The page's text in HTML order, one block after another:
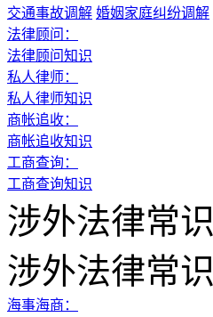
交通事故调解 婚姻家庭纠纷调解
法律顾问：
法律顾问知识
私人律师：
私人律师知识
商帐追收：
商帐追收知识
工商查询：
工商查询知识
涉外法律常识
涉外法律常识
海事海商：